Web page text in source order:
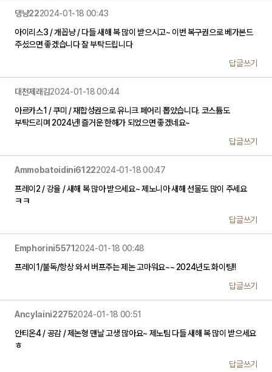
댕냥222024-01-18 00:43
아이리스3 / 개꼽냥 / 다들 새해 복 많이 받으시고~ 이번 복구권으로 베가본드
주셨으면 좋겠습니다 잘 부탁드립니다
답글쓰기
대천제래김2024-01-18 00:44
아르카스1 / 쿠미 / 재합성권으로 유니크 페어리 뽑았습니다. 코스튬도
부탁드리며 2024년! 즐거운 한해가 되었으면 좋겠네요~
답글쓰기
Ammobatoidini61222024-01-18 00:47
프레이2 / 강율 / 새해 복 많아 받으세요~ 제노니아 새해 선물도 많이 주세요
ㅋㅋ
답글쓰기
Emphorini5571 2024-01-18 00:48
프레이1/불독/항상 와서 버프주는 제논 고마워요~~ 2024년도 화이팅!!
답글쓰기
Ancylaini22752024-01-18 00:51
안티온4 / 공감 / 제논형 맨날 고생 많아요~ 제노팀 다들 새해 복 많이 받으세요
ㅎ
답글쓰기